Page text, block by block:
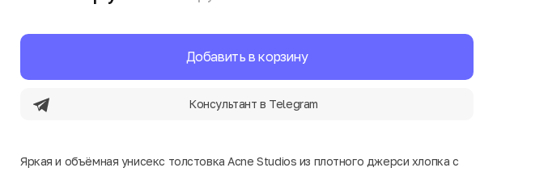
Добавить в корзину
Консультант в Telegram
Яркая и объёмная унисекс толстовка Acne Studios из плотного джерси хлопка с